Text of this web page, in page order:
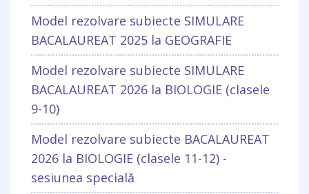
Model rezolvare subiecte SIMULARE
BACALAUREAT 2025 la GEOGRAFIE
Model rezolvare subiecte SIMULARE
BACALAUREAT 2026 la BIOLOGIE (clasele
9-10)
Model rezolvare subiecte BACALAUREAT
2026 la BIOLOGIE (clasele 11-12) -
sesiunea specială